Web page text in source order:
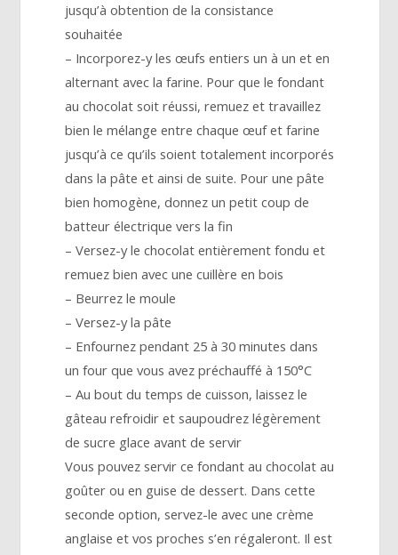
jusqu’à obtention de la consistance
souhaitée
– Incorporez-y les œufs entiers un à un et en
alternant avec la farine. Pour que le fondant
au chocolat soit réussi, remuez et travaillez
bien le mélange entre chaque œuf et farine
jusqu’à ce qu’ils soient totalement incorporés
dans la pâte et ainsi de suite. Pour une pâte
bien homogène, donnez un petit coup de
batteur électrique vers la fin
– Versez-y le chocolat entièrement fondu et
remuez bien avec une cuillère en bois
– Beurrez le moule
– Versez-y la pâte
– Enfournez pendant 25 à 30 minutes dans
un four que vous avez préchauffé à 150°C
– Au bout du temps de cuisson, laissez le
gâteau refroidir et saupoudrez légèrement
de sucre glace avant de servir
Vous pouvez servir ce fondant au chocolat au
goûter ou en guise de dessert. Dans cette
seconde option, servez-le avec une crème
anglaise et vos proches s’en régaleront. Il est